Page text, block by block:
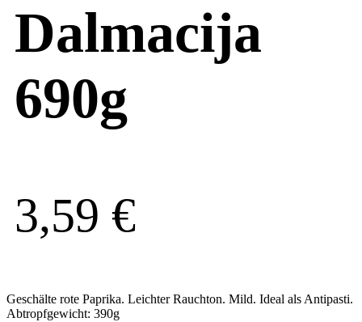
Dalmacija
690g
3,59 €
Geschälte rote Paprika. Leichter Rauchton. Mild. Ideal als Antipasti.
Abtropfgewicht: 390g